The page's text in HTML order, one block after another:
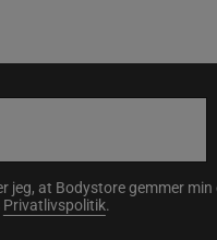
jeg, at Bodystore gemmer min
Privatlivspolitik.